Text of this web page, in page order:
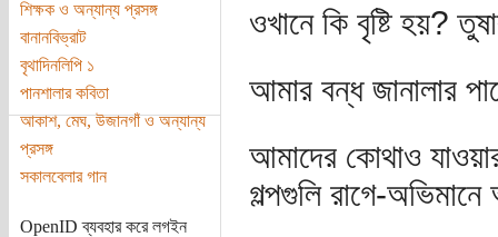
শিক্ষক ও অন্যান্য প্রসঙ্গ
বানানবিভ্রাট
বৃথাদিনলিপি ১
পানশালার কবিতা
আকাশ, মেঘ, উজানগাঁ ও অন্যান্য
প্রসঙ্গ
সকালবেলার গান
OpenID ব্যবহার করে লগইন
ওখানে কি বৃষ্টি হয়?
আমার বন্ধ জানালার
আমাদের কোথাও
গল্পগুলি রাগে-